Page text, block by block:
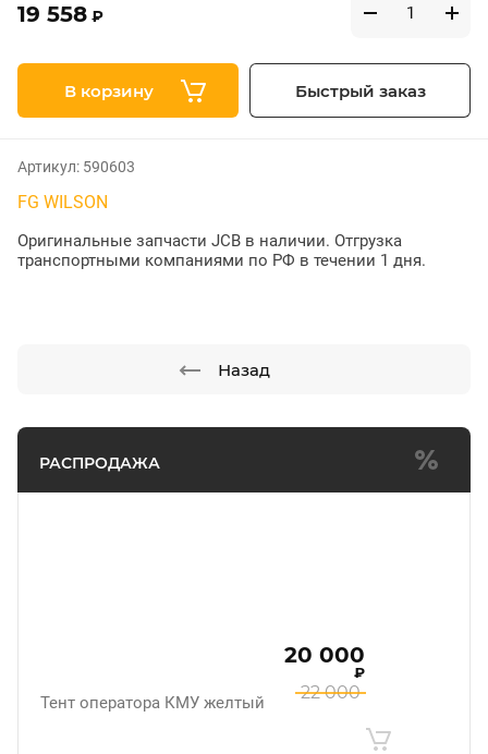
РАСПРОДАЖА
Тент оператора КМУ желтый 22 000
20 000
₽
19 558 ₽
В корзину Быстрый заказ
Артикул: 590603
FG WILSON
Оригинальные запчасти JCB в наличии. Отгрузка
транспортными компаниями по РФ в течении 1 дня.
Назад